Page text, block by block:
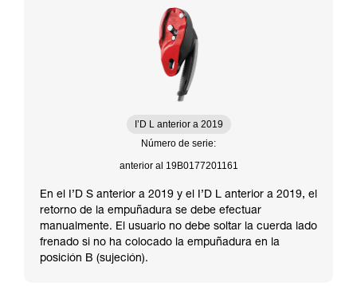
I’D L anterior a 2019
Número de serie:
anterior al 19B0177201161
En el I’D S anterior a 2019 y el I’D L anterior a 2019, el
retorno de la empuñadura se debe efectuar
manualmente. El usuario no debe soltar la cuerda lado
frenado si no ha colocado la empuñadura en la
posición B (sujeción).